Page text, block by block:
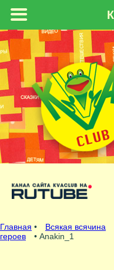
Главная • Всякая всячина
героев
• Anakin_1